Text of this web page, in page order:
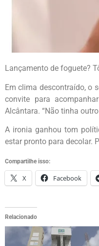
Lançamento de foguete?
Em clima descontraído, o
convite para
Alcântara. “Não tinha
A ironia ganhou tom
estar pronto para decolar.
Compartilhe isso:
X Facebook
Relacionado